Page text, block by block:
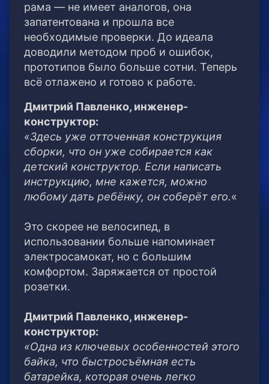
рама — не имеет аналогов, она
запатентована и прошла все
необходимые проверки. До идеала
доводили методом проб и ошибок,
прототипов было больше сотни. Теперь
всё отлажено и готово к работе.
Дмитрий Павленко, инженер-
конструктор:
«Здесь уже отточенная конструкция
сборки, что он уже собирается как
детский конструктор. Если написать
инструкцию, мне кажется, можно
любому дать ребёнку, он соберёт его.«
Это скорее не велосипед, в
использовании больше напоминает
электросамокат, но с большим
комфортом. Заряжается от простой
розетки.
Дмитрий Павленко, инженер-
конструктор:
«Одна из ключевых особенностей этого
байка, что быстросъёмная есть
батарейка, которая очень легко